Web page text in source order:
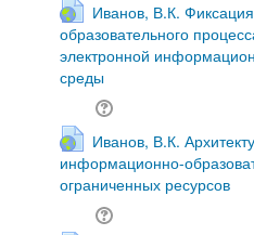
Иванов, В.К.
образовательного
электронной
среды
Иванов, В.К.
информационно-
ограниченных ресурсов